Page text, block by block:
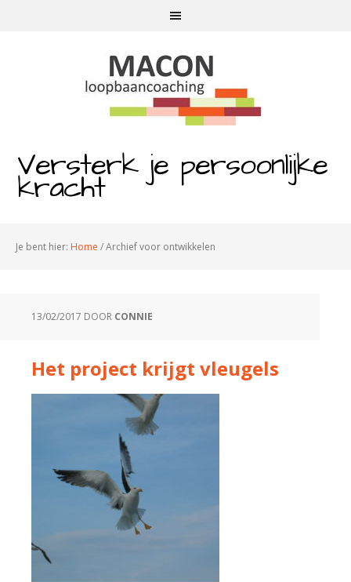
Versterk je persoonlijke
kracht
Je bent hier: Home /Archief voor ontwikkelen
13/02/2017 DOOR CONNIE
Het project krijgt vleugels